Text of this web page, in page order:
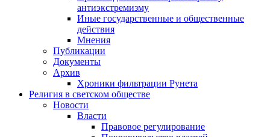
антиэкстремизму
Иные государственные и общественные
действия
Мнения
Публикации
Документы
Архив
Хроники фильтрации Рунета
Религия в светском обществе
Новости
Власти
Правовое регулирование